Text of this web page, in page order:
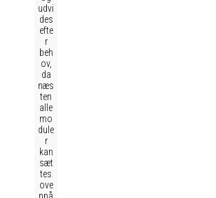
udvi
des
efte
r
beh
ov,
da
næs
ten
alle
mo
dule
r
kan
sæt
tes
ove